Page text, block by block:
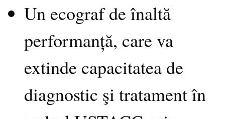
Un ecograf de înaltă
performanță, care va
extinde capacitatea de
diagnostic şi tratament în